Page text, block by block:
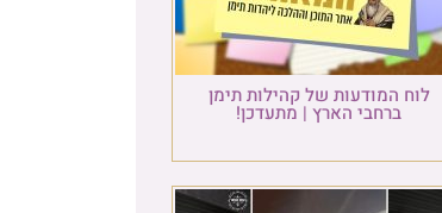
לוח המודעות של קהילות תימן
ברחבי הארץ | מתעדכן!